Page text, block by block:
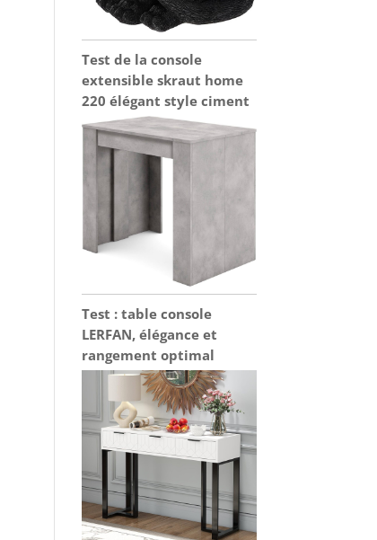
Test de la console
extensible skraut home
220 élégant style ciment
Test : table console
LERFAN, élégance et
rangement optimal